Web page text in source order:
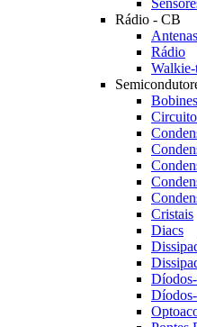
Rádio - CB
Antenas
Rádio
Bobines
Cristais
Diacs